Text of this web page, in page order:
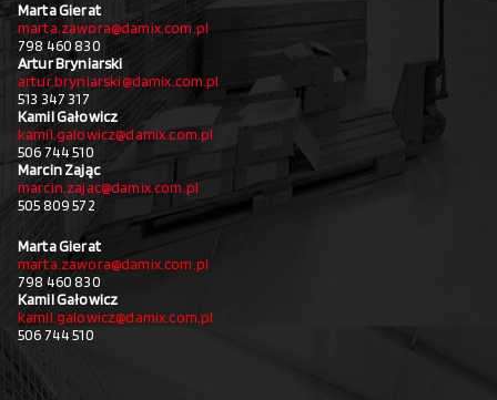
Marta Gierat
marta.zawora@damix.com.pl
798 460 830
Artur Bryniarski
artur.bryniarski@damix.com.pl
513 347 317
Kamil Gałowicz
kamil.galowicz@damix.com.pl
506 744 510
Marcin Zając
marcin.zajac@damix.com.pl
505 809 572
Marta Gierat
marta.zawora@damix.com.pl
798 460 830
Kamil Gałowicz
kamil.galowicz@damix.com.pl
506 744 510